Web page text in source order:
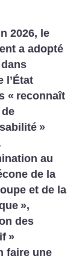
2026, le
a adopté
l’État
« reconnaît
»
au
de la
et de la
»,
des
»
faire une